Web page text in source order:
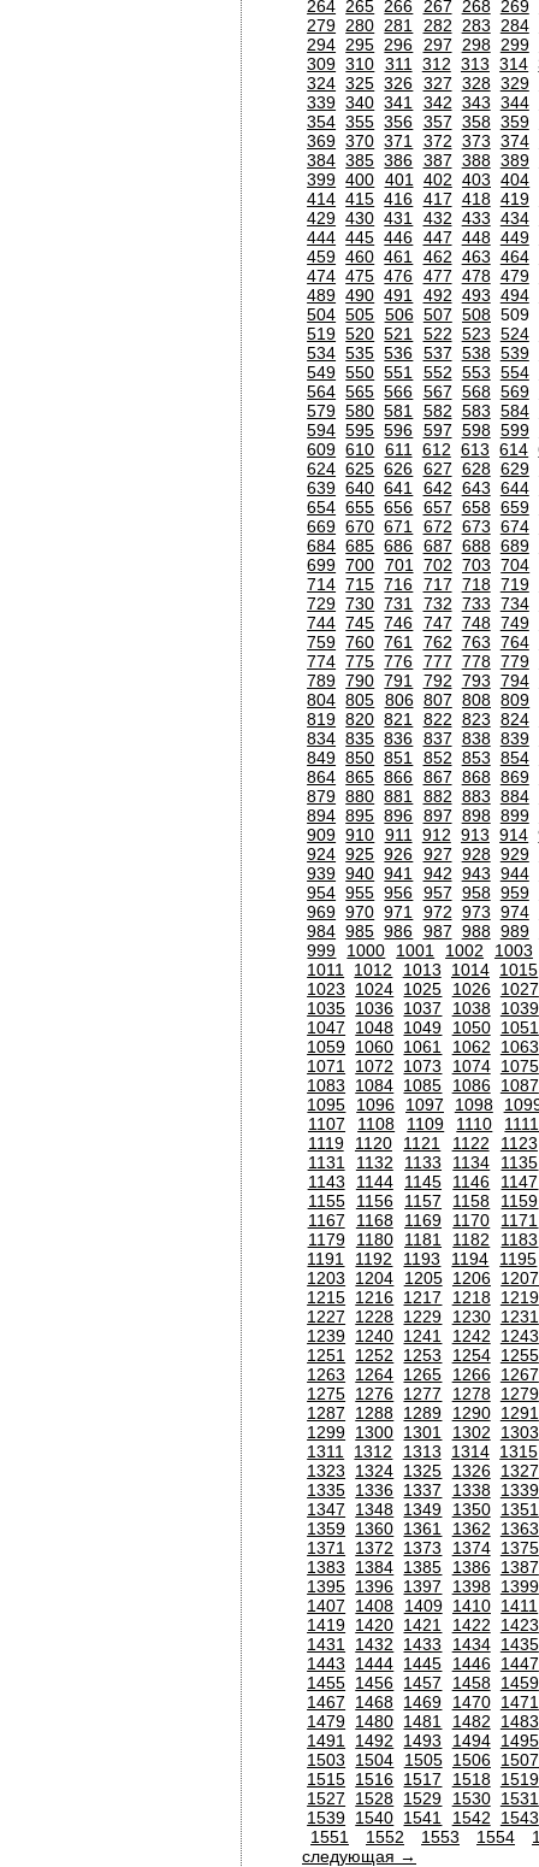
264 265 266 267 268 269
279 280 281 282 283 284
294 295 296 297 298 299
309 310 311 312 313 314
324 325 326 327 328 329
339 340 341 342 343 344
354 355 356 357 358 359
369 370 371 372 373 374
384 385 386 387 388 389
399 400 401 402 403 404
414 415 416 417 418 419
429 430 431 432 433 434
444 445 446 447 448 449
459 460 461 462 463 464
474 475 476 477 478 479
489 490 491 492 493 494
504 505 506 507 508509
519 520 521 522 523 524
534 535 536 537 538 539
549 550 551 552 553 554
564 565 566 567 568 569
579 580 581 582 583 584
594 595 596 597 598 599
609 610 611 612 613 614
624 625 626 627 628 629
639 640 641 642 643 644
654 655 656 657 658 659
669 670 671 672 673 674
684 685 686 687 688 689
699 700 701 702 703 704
714 715 716 717 718 719
729 730 731 732 733 734
744 745 746 747 748 749
759 760 761 762 763 764
774 775 776 777 778 779
789 790 791 792 793 794
804 805 806 807 808 809
819 820 821 822 823 824
834 835 836 837 838 839
849 850 851 852 853 854
864 865 866 867 868 869
879 880 881 882 883 884
894 895 896 897 898 899
909 910 911 912 913 914
924 925 926 927 928 929
939 940 941 942 943 944
954 955 956 957 958 959
969 970 971 972 973 974
984 985 986 987 988 989
999
1000 1001 1002
1003
1011
1012 1013 1014 1015
1023
1024 1025 1026 1027
1035 1036 1037 1038 1039
1047
1048 1049 1050 1051
1059 1060 1061 1062
1063
1071
1072 1073 1074 1075
1083
1084 1085 1086 1087
1095
1096 1097 1098
1107
1108 1109 1110
1111
1119
1120 1121 1122
1123
1131
1132 1133 1134
1135
1143
1144 1145 1146
1147
1155
1156 1157 1158
1159
1167
1168 1169 1170
1171
1179
1180 1181 1182
1183
1191
1192 1193 1194
1195
1203
1204 1205 1206 1207
1215 1216 1217 1218 1219
1227
1228 1229 1230 1231
1239 1240 1241 1242
1243
1251
1252 1253 1254 1255
1263
1264 1265 1266 1267
1275 1276 1277 1278 1279
1287
1288 1289 1290 1291
1299 1300 1301 1302
1303
1311
1312 1313 1314 1315
1323
1324 1325 1326 1327
1335 1336 1337 1338 1339
1347
1348 1349 1350 1351
1359 1360 1361 1362
1363
1371
1372 1373 1374 1375
1383
1384 1385 1386 1387
1395 1396 1397 1398 1399
1407
1408 1409 1410 1411
1419 1420 1421 1422
1423
1431
1432 1433 1434 1435
1443
1444 1445 1446 1447
1455 1456 1457 1458 1459
1467
1468 1469 1470 1471
1479 1480 1481 1482
1483
1491
1492 1493 1494 1495
1503
1504 1505 1506 1507
1515 1516 1517 1518 1519
1527
1528 1529 1530 1531
1539 1540 1541 1542
1543
1551
1552 1553 1554
следующая →